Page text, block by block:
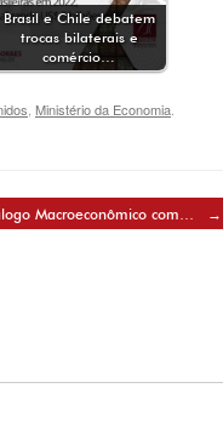
Brasil e Chile debatem
trocas bilaterais e
comércio…
Ministério da Economia
Macroeconômico com… →